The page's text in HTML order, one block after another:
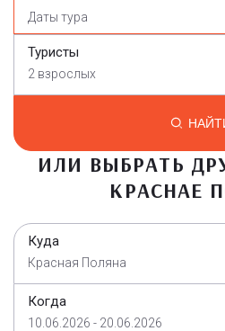
Туристы
2 взрослых
ИЛИ ВЫБРАТЬ
КРАСНАЕ
Куда
Красная Поляна
Когда
10.06.2026 - 20.06.2026